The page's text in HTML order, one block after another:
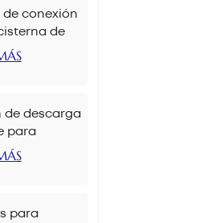
de conexión
de
M6 x 90
de descarga
para
de 38 mm
para